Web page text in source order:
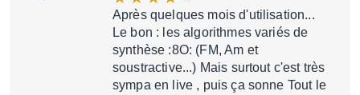
Après quelques mois d'utilisation...
Le bon : les algorithmes variés de
synthèse :8O: (FM, Am et
soustractive...) Mais surtout c'est très
sympa en live , puis ça sonne Tout le